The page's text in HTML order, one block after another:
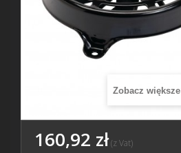
Zobacz większe
160,92 zł(z Vat)